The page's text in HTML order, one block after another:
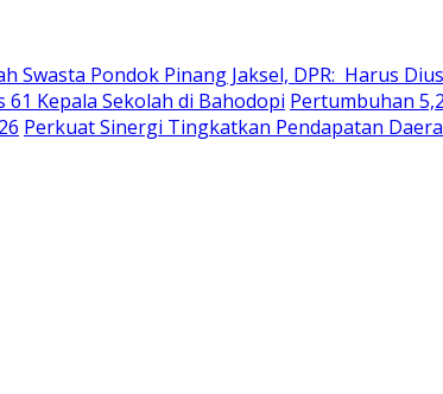
Swasta Pondok Pinang Jaksel, DPR: Harus
Kepala Sekolah di Bahodopi Pertumbuhan
Perkuat Sinergi Tingkatkan Pendapatan